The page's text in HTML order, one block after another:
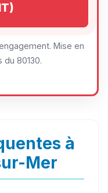
Mise en
80130.
à
Mer